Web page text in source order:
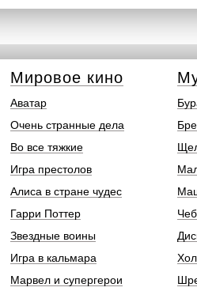
Мировое кино
Аватар
Очень странные дела
Во все тяжкие
Игра престолов
Алиса в стране чудес
Гарри Поттер
Звездные воины
Игра в кальмара
Марвел и супергерои